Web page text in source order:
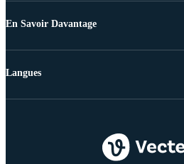
En Savoir Davantage
Langues